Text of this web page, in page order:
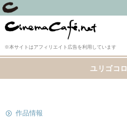
※本サイトはアフィリエイト広告を利用しています
ユリゴコロ
作品情報